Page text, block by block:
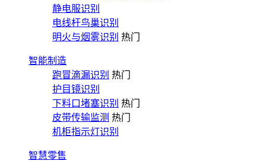
静电服识别
电线杆鸟巢识别
明火与烟雾识别 热门
智能制造
跑冒滴漏识别 热门
护目镜识别
下料口堵塞识别 热门
皮带传输监测 热门
机柜指示灯识别
智慧零售